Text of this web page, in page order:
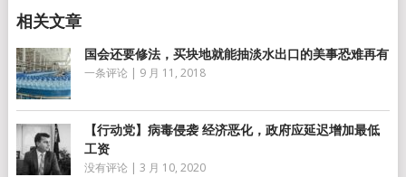
国会还要修法，买块地就能抽淡水出口的美事恐难再有
一条评论 | 9 月 11, 2018
【行动党】病毒侵袭 经济恶化，政府应延迟增加最低
工资
没有评论 | 3 月 10, 2020